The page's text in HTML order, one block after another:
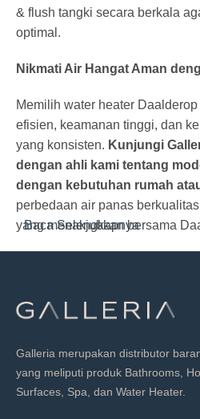
& flush tangki secara berkala
optimal.
Nikmati Air Hangat Aman
Memilih water heater
efisien, keamanan tinggi, dan
yang konsisten. Kunjungi
dengan ahli kami tentang
dengan kebutuhan rumah
perbedaan air panas
yang menakjubkan bersama
Baca Selengkapnya
Galleria merupakan distributor
yang meliputi produk Bathrooms,
Surfaces, Spa, dan Water Heater.